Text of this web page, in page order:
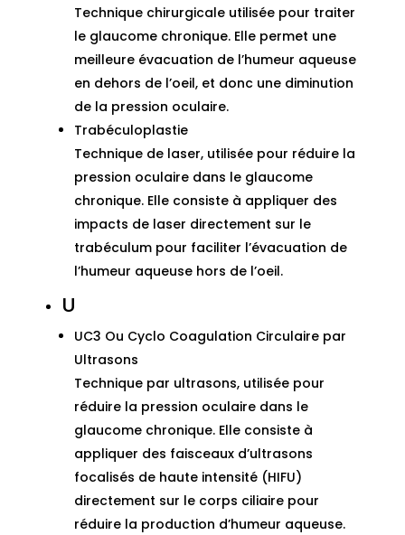
Technique chirurgicale utilisée pour traiter
le glaucome chronique. Elle permet une
meilleure évacuation de l’humeur aqueuse
en dehors de l’oeil, et donc une diminution
de la pression oculaire.
Trabéculoplastie
Technique de laser, utilisée pour réduire la
pression oculaire dans le glaucome
chronique. Elle consiste à appliquer des
impacts de laser directement sur le
trabéculum pour faciliter l’évacuation de
l’humeur aqueuse hors de l’oeil.
U
UC3 Ou Cyclo Coagulation Circulaire par
Ultrasons
Technique par ultrasons, utilisée pour
réduire la pression oculaire dans le
glaucome chronique. Elle consiste à
appliquer des faisceaux d’ultrasons
focalisés de haute intensité (HIFU)
directement sur le corps ciliaire pour
réduire la production d’humeur aqueuse.